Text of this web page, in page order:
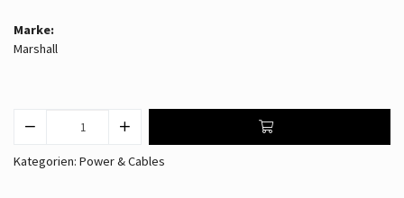
Marke:
Marshall
Kategorien: Power & Cables